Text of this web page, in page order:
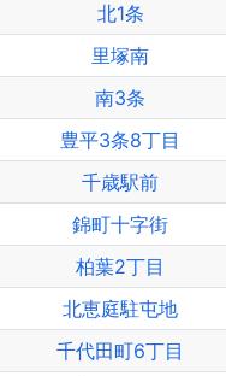
北1条
里塚南
南3条
豊平3条8丁目
千歳駅前
錦町十字街
柏葉2丁目
北恵庭駐屯地
千代田町6丁目